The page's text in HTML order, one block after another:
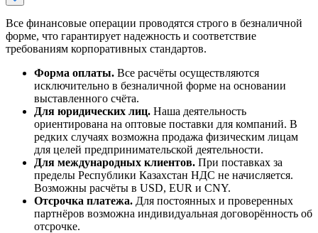
Все финансовые операции проводятся строго в безналичной
форме, что гарантирует надежность и соответствие
требованиям корпоративных стандартов.
Форма оплаты. Все расчёты осуществляются
исключительно в безналичной форме на основании
выставленного счёта.
Для юридических лиц. Наша деятельность
ориентирована на оптовые поставки для компаний. В
редких случаях возможна продажа физическим лицам
для целей предпринимательской деятельности.
Для международных клиентов. При поставках за
пределы Республики Казахстан НДС не начисляется.
Возможны расчёты в USD, EUR и CNY.
Отсрочка платежа. Для постоянных и проверенных
партнёров возможна индивидуальная договорённость об
отсрочке.